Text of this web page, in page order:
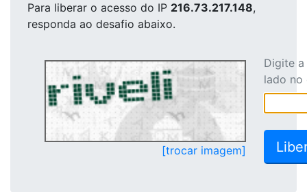
Para liberar o acesso do IP 216.73.217.148,
responda ao desafio abaixo.
[trocar imagem]
Digite
lado no